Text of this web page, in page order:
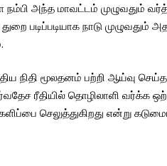
அந்த மாவட்டம் முழுவதும்
படிப்படியாக நாடு
நிதி மூலதனம் பற்றி ஆய்வு
ரீதியில் தொழிலாளி வர்க்க
செலுத்துகிறது என்று